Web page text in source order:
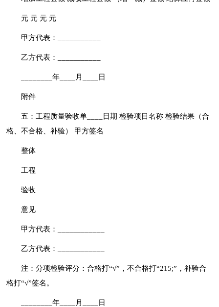
元 元 元 元
甲方代表：___________
乙方代表：___________
________年____月____日
附件
五：工程质量验收单____日期 检验项目名称 检验结果（合
格、不合格、补验） 甲方签名
整体
工程
验收
意见
甲方代表：____________
乙方代表：____________
注：分项检验评分：合格打“√”，不合格打“215;”，补验合
格打“√”签名。
________年____月____日